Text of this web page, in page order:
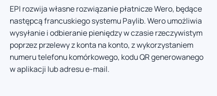
EPI rozwija własne rozwiązanie płatnicze Wero, będące
następcą francuskiego systemu Paylib. Wero umożliwia
wysyłanie i odbieranie pieniędzy w czasie rzeczywistym
poprzez przelewy z konta na konto, z wykorzystaniem
numeru telefonu komórkowego, kodu QR generowanego
w aplikacji lub adresu e-mail.